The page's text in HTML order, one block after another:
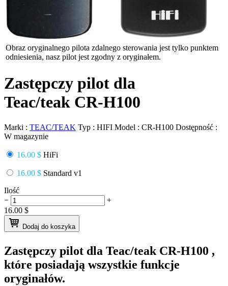
Obraz oryginalnego pilota zdalnego sterowania jest tylko punktem
odniesienia, nasz pilot jest zgodny z oryginałem.
Zastępczy pilot dla
Teac/teak CR-H100
Marki : TEAC/TEAK Typ : HIFI Model : CR-H100 Dostępność :
W magazynie
16.00 $ HiFi
16.00 $ Standard v1
Ilość
−
+
16.00 $
Dodaj do koszyka
Zastępczy pilot dla Teac/teak CR-H100 ,
które posiadają wszystkie funkcje
oryginałów.